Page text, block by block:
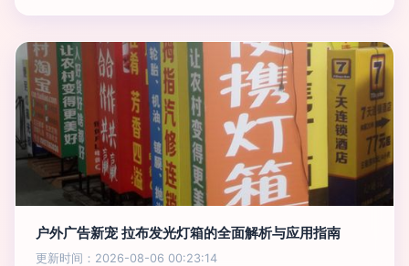
户外广告新宠 拉布发光灯箱的全面解析与应用指南
更新时间：2026-08-06 00:23:14